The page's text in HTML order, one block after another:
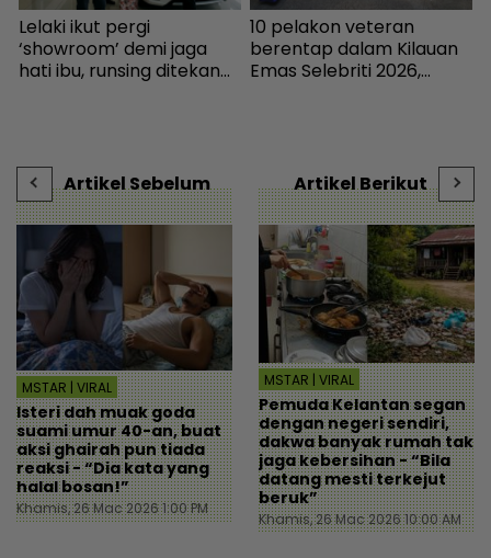
Lelaki ikut pergi
‘showroom’ demi jaga
hati ibu, runsing ditekan
10 pelakon veteran
berentap dalam Kilauan
Emas Selebriti 2026,
Artikel Sebelum
MSTAR | VIRAL
Isteri dah muak goda
suami umur 40-an, buat
aksi ghairah pun tiada
reaksi - “Dia kata yang
halal bosan!”
Khamis, 26 Mac 2026 1:00 PM
Artikel Berikut
MSTAR | VIRAL
Pemuda Kelantan segan
dengan negeri sendiri,
dakwa banyak rumah tak
jaga kebersihan - “Bila
datang mesti terkejut
beruk”
Khamis, 26 Mac 2026 10:00 AM